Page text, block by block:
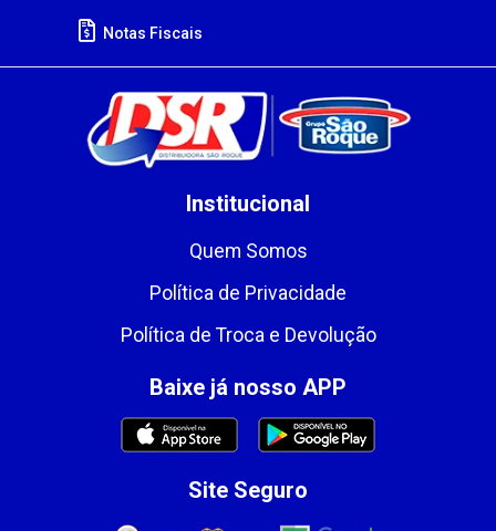
Notas Fiscais
Institucional
Quem Somos
Política de Privacidade
Política de Troca e Devolução
Baixe já nosso APP
Site Seguro